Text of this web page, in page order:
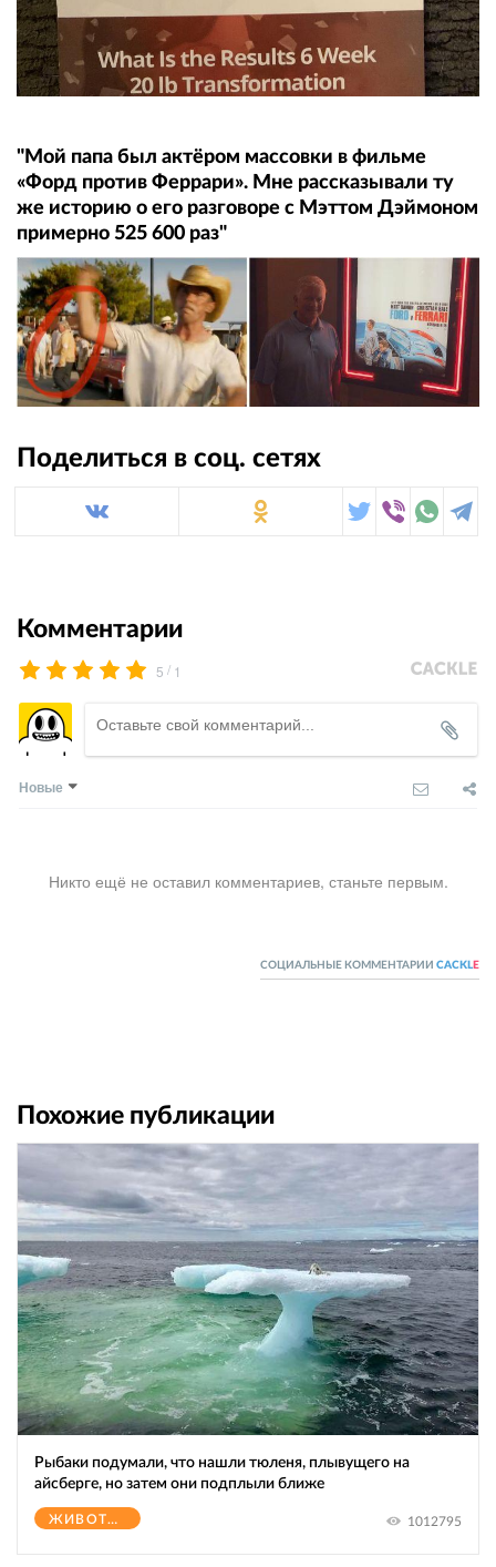
"Мой папа был актёром массовки в фильме
«Форд против Феррари». Мне рассказывали ту
же историю о его разговоре с Мэттом Дэймоном
примерно 525 600 раз"
Поделиться в соц. сетях
Комментарии
5 / 1
Новые
Никто ещё не оставил комментариев, станьте первым.
СОЦИАЛЬНЫЕ КОММЕНТАРИИ CACKL E
Похожие публикации
Рыбаки подумали, что нашли тюленя, плывущего на
айсберге, но затем они подплыли ближе
ЖИВОТНЫЕ 1012795